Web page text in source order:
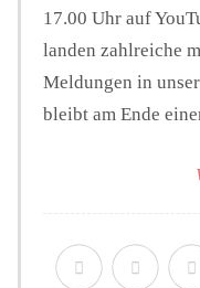
17.00 Uhr auf
landen zahlreiche
Meldungen in
bleibt am Ende